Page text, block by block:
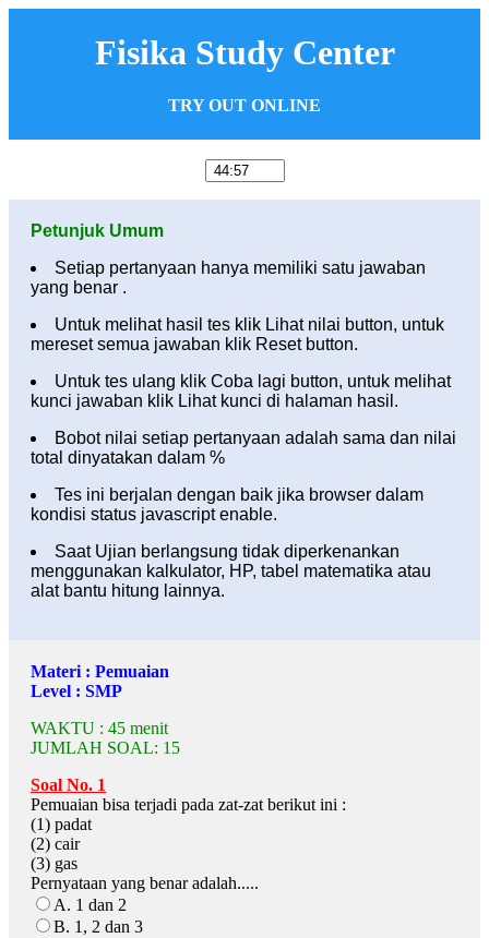
Fisika Study Center
TRY OUT ONLINE
Petunjuk Umum
Setiap pertanyaan hanya memiliki satu jawaban
yang benar .
Untuk melihat hasil tes klik Lihat nilai button, untuk
mereset semua jawaban klik Reset button.
Untuk tes ulang klik Coba lagi button, untuk melihat
kunci jawaban klik Lihat kunci di halaman hasil.
Bobot nilai setiap pertanyaan adalah sama dan nilai
total dinyatakan dalam %
Tes ini berjalan dengan baik jika browser dalam
kondisi status javascript enable.
Saat Ujian berlangsung tidak diperkenankan
menggunakan kalkulator, HP, tabel matematika atau
alat bantu hitung lainnya.
Materi : Pemuaian
Level : SMP
WAKTU : 45 menit
JUMLAH SOAL: 15
Soal No. 1
Pemuaian bisa terjadi pada zat-zat berikut ini :
(1) padat
(2) cair
(3) gas
Pernyataan yang benar adalah.....
A. 1 dan 2
B. 1, 2 dan 3